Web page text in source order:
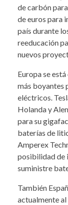
de carbón
de euros para
país durante
reeducación
nuevos
Europa se
más boyantes
eléctricos.
Holanda y
para su
baterías de
Amperex
posibilidad de
suministre
También
actualmente